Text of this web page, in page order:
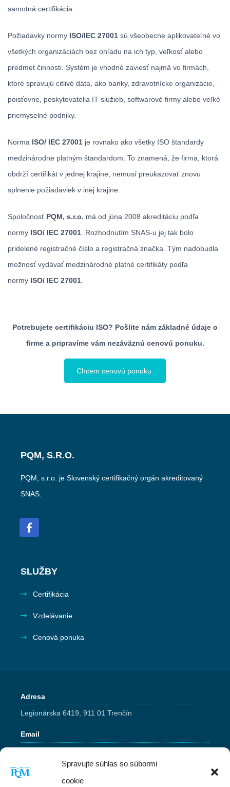
Spravujte súhlas so súbormi
cookie
samotná certifikácia.
Požiadavky normy ISO/IEC 27001 sú všeobecne aplikovateľné vo
všetkých organizáciách bez ohľadu na ich typ, veľkosť alebo
predmet činnosti. Systém je vhodné zaviesť najmä vo firmách,
ktoré spravujú citlivé dáta, ako banky, zdravotnícke organizácie,
poisťovne, poskytovatelia IT služieb, softwarové firmy alebo veľké
priemyselné podniky.
Norma ISO/ IEC 27001 je rovnako ako všetky ISO štandardy
medzinárodne platným štandardom. To znamená, že firma, ktorá
obdrží certifikát v jednej krajine, nemusí preukazovať znovu
splnenie požiadaviek v inej krajine.
Spoločnosť PQM, s.r.o. má od júna 2008 akreditáciu podľa
normy ISO/ IEC 27001 . Rozhodnutím SNAS-u jej tak bolo
pridelené registračné číslo a registračná značka. Tým nadobudla
možnosť vydávať medzinárodné platné certifikáty podľa
normy ISO/ IEC 27001
Potrebujete certifikáciu ISO? Pošlite nám základné údaje o
firme a pripravíme vám nezáväznú cenovú ponuku.
Chcem cenovú ponuku.
PQM, S.R.O.
PQM, s.r.o. je Slovenský certifikačný orgán akreditovaný
SNAS.
SLUŽBY
Certifikácia
Vzdelávanie
Cenová ponuka
Adresa
Legionárska 6419, 911 01 Trenčín
Email
pqm@pqm.sk
Telefón